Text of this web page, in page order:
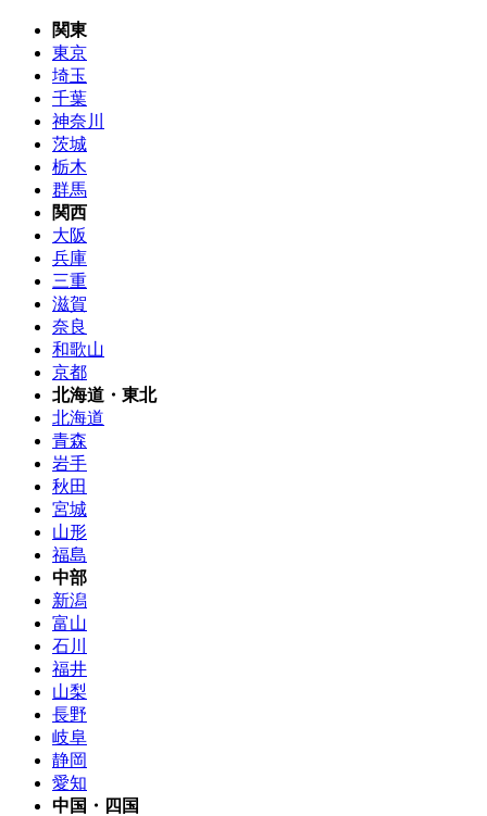
関東
東京
埼玉
千葉
神奈川
茨城
栃木
群馬
関西
大阪
兵庫
三重
滋賀
奈良
和歌山
京都
北海道・東北
北海道
青森
岩手
秋田
宮城
山形
福島
中部
新潟
富山
石川
福井
山梨
長野
岐阜
静岡
愛知
中国・四国